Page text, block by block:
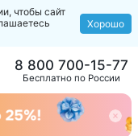
чтобы сайт
Хорошо
Бесплатно по России
8 800 700-15-77